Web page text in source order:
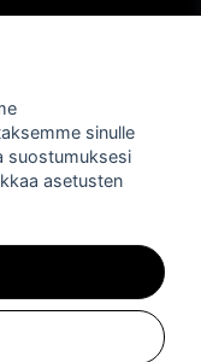
sinulle
suostumuksesi
asetusten